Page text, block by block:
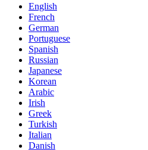
English
French
German
Portuguese
Spanish
Russian
Japanese
Korean
Arabic
Irish
Greek
Turkish
Italian
Danish